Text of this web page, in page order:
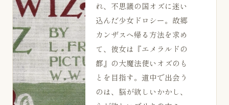
れ、不思議の国オズに迷い
込んだ少女ドロシー。故郷
カンザスへ帰る方法を求め
て、彼女は『エメラルドの
都』の大魔法使いオズのも
とを目指す。道中で出会う
のは、脳が欲しいかかし、